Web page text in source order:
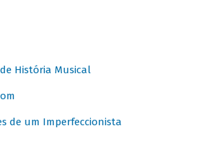
de História Musical
de um Imperfeccionista